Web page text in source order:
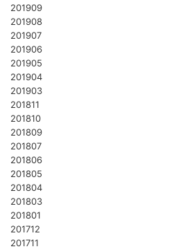
201909
201908
201907
201906
201905
201904
201903
201811
201810
201809
201807
201806
201805
201804
201803
201801
201712
201711